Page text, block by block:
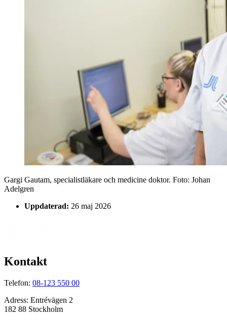
Gargi Gautam, specialistläkare och medicine doktor. Foto: Johan
Adelgren
Uppdaterad: 26 maj 2026
Kontakt
Telefon: 08-123 550 00
Adress: Entrévägen 2
182 88 Stockholm